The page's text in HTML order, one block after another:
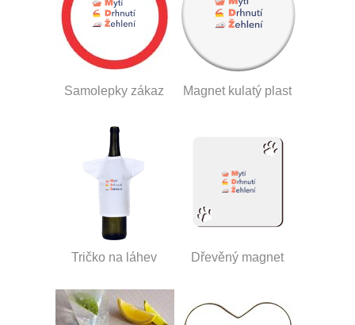
Samolepky zákaz Magnet kulatý plast
Tričko na láhev Dřevěný magnet